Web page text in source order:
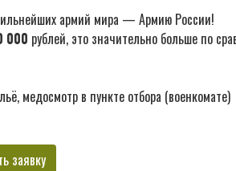
армий мира — Армию России!
000 рублей, это значительно больше по
медосмотр в пункте отбора (военкомате)
заявку